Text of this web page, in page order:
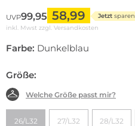
UVP99,95 58,99 Jetzt sparen
inkl. Mwst zzgl. Versandkosten
Farbe: Dunkelblau
Größe:
Welche Größe passt mir?
26/L32 27/L32 28/L32